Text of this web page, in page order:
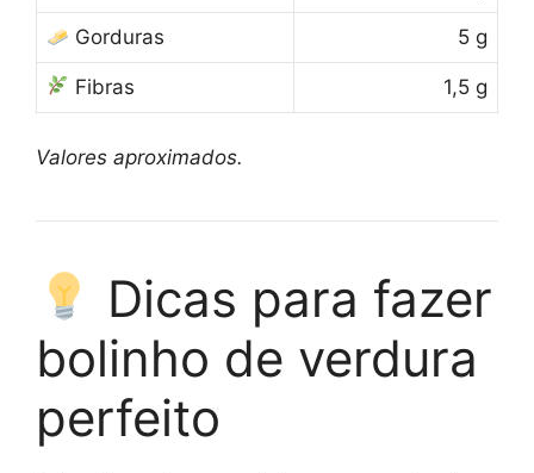
Gorduras 5 g
Fibras 1,5 g
Valores aproximados.
Dicas para fazer
bolinho de verdura
perfeito